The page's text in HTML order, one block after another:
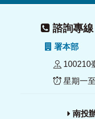
諮詢專線
署本部
100210
星期一
南投